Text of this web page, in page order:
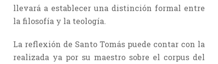
llevará a establecer una distinción formal entre
la filosofía y la teología.
La reflexión de Santo Tomás puede contar con la
realizada ya por su maestro sobre el corpus del